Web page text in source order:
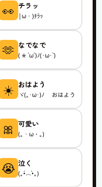
👀 チラッ
|ω・)ﾁﾗｯ
🫶 なでなで顔文字
(*´ω`)ﾉ(･ω･`)
☀️ おはよう
ヾ(｡･ω･)ﾉ おはよう
🎀 可愛い
(｡・ω・｡)
😭 泣く
(｡•́︿•̀｡)